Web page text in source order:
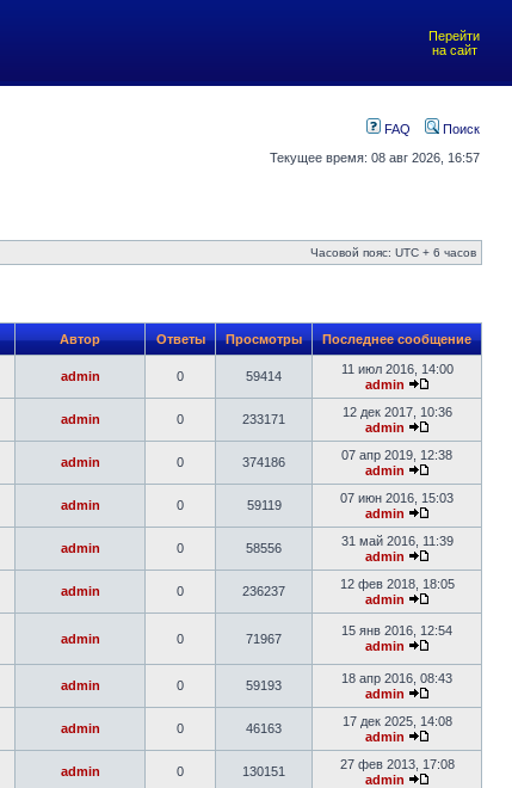
Перейти
на сайт
FAQ
Поиск
Текущее время: 08 авг 2026, 16:57
Часовой пояс: UTC + 6 часов
Автор Ответы Просмотры Последнее сообщение
admin 0 59414
11 июл 2016, 14:00
admin
admin 0 233171
12 дек 2017, 10:36
admin
admin 0 374186
07 апр 2019, 12:38
admin
admin 0 59119
07 июн 2016, 15:03
admin
admin 0 58556
31 май 2016, 11:39
admin
admin 0 236237
12 фев 2018, 18:05
admin
admin 0 71967
15 янв 2016, 12:54
admin
admin 0 59193
18 апр 2016, 08:43
admin
admin 0 46163
17 дек 2025, 14:08
admin
admin 0 130151
27 фев 2013, 17:08
admin